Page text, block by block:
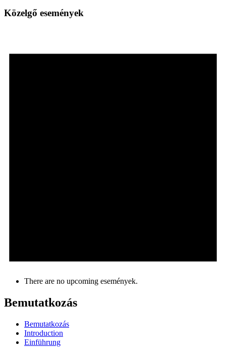
Közelgő események
There are no upcoming események.
Bemutatkozás
Bemutatkozás
Introduction
Einführung